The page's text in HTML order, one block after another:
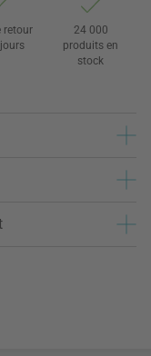
retour
24 000
produits en
stock